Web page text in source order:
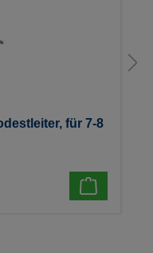
für 7-8